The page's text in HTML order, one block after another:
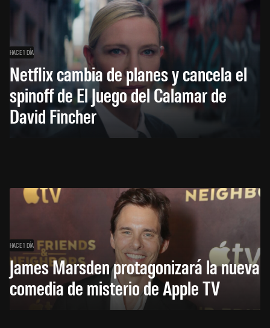
HACE 1 DÍA
Netflix cambia de planes y cancela el
spinoff de El Juego del Calamar de
David Fincher
HACE 1 DÍA
James Marsden protagonizará la nueva
comedia de misterio de Apple TV